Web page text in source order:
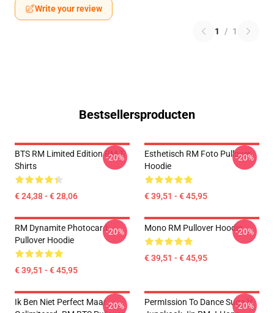
Write your review
1 / 1
Bestsellersproducten
BTS RM Limited Edition RM T-
Shirts
€ 24,38 - € 28,06
-20%
Esthetisch RM Foto Pullover
Hoodie
€ 39,51 - € 45,95
-20%
RM Dynamite Photocard
Pullover Hoodie
€ 39,51 - € 45,95
-20% Mono RM Pullover Hoodie
€ 39,51 - € 45,95
-20%
Ik Ben Niet Perfect Maar-20%
PermIssion To Dance Suga V
-20%